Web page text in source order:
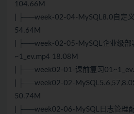
104.66M
| ├──week-02-04-MySQL8.0自定
54.64M
| ├──week-02-05-MySQL企业级部
~1_ev.mp4 18.08M
| ├──week02-01-课前复习
| ├──week02-02-MySQL5.6,57,8.0
50.74M
| ├──week02-06-MySQL日志管理